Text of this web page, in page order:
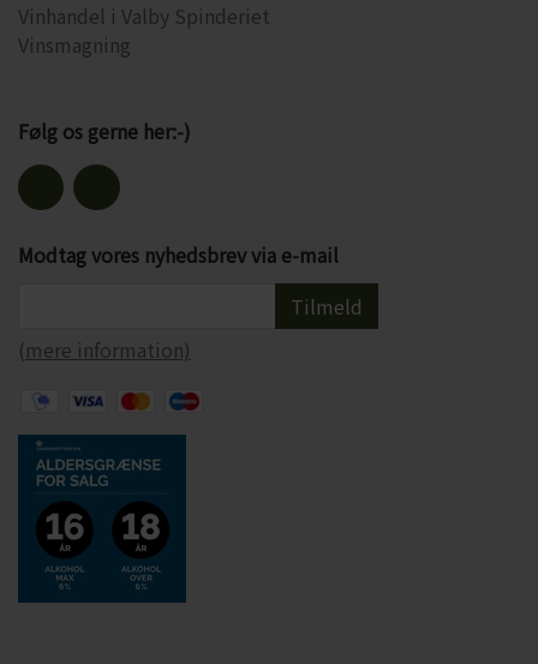
Vinhandel i Valby Spinderiet
Vinsmagning
Følg os gerne her:-)
Modtag vores nyhedsbrev via e-mail
Tilmeld
(mere information)